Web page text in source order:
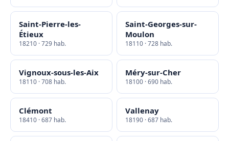
Saint-Pierre-les-
Étieux
18210 · 729 hab.
Saint-Georges-sur-
Moulon
18110 · 728 hab.
Vignoux-sous-les-Aix
18110 · 708 hab.
Méry-sur-Cher
18100 · 690 hab.
Clémont
18410 · 687 hab.
Vallenay
18190 · 687 hab.